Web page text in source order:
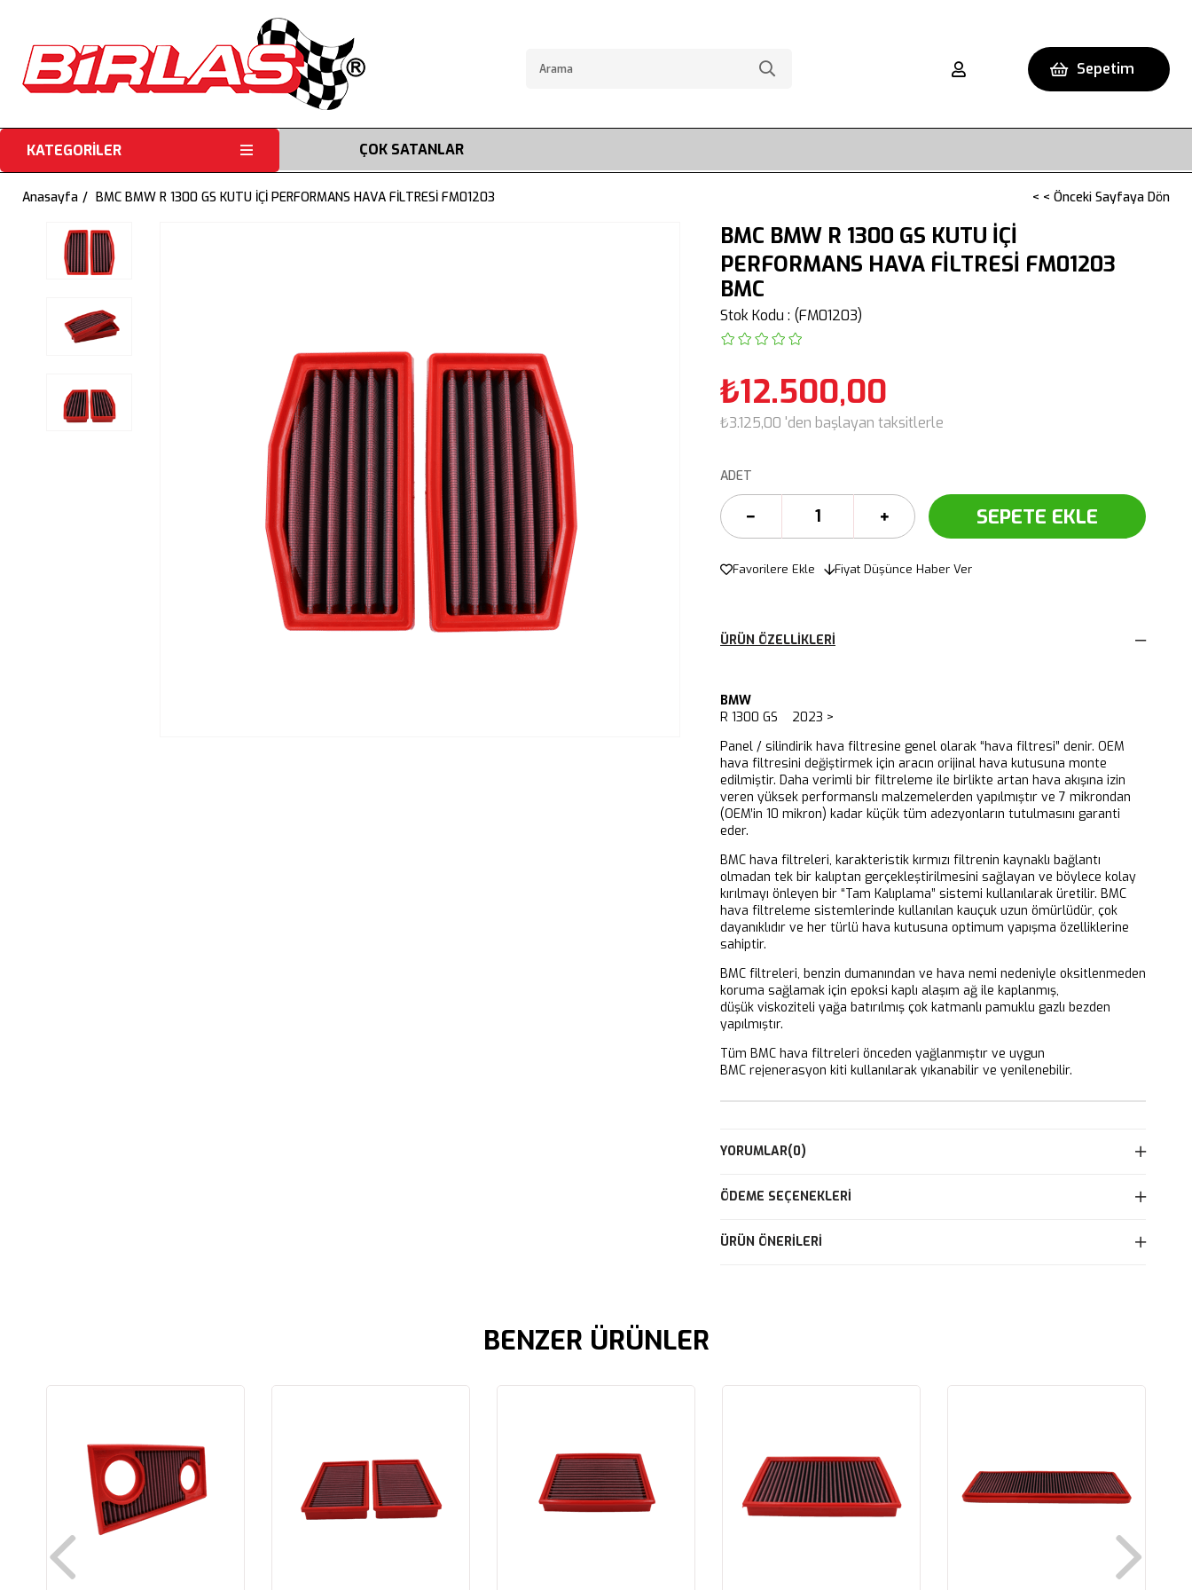
Sepetim
KATEGORİLER ÇOK SATANLAR
Anasayfa BMC BMW R 1300 GS KUTU İÇİ PERFORMANS HAVA FİLTRESİ FM01203 < < Önceki Sayfaya Dön
BMC BMW R 1300 GS KUTU İÇİ
PERFORMANS HAVA FİLTRESİ FM01203
BMC
Stok Kodu (FM01203)
₺12.500,00
₺3.125,00 'den başlayan taksitlerle
ADET
Favorilere Ekle Fiyat Düşünce Haber Ver
ÜRÜN ÖZELLIKLERI
BMW
R 1300 GS 2023 >
Panel / silindirik hava filtresine genel olarak “hava filtresi” denir. OEM
hava filtresini değiştirmek için aracın orijinal hava kutusuna monte
edilmiştir. Daha verimli bir filtreleme ile birlikte artan hava akışına izin
veren yüksek performanslı malzemelerden yapılmıştır ve 7 mikrondan
(OEM’in 10 mikron) kadar küçük tüm adezyonların tutulmasını garanti
eder.
BMC hava filtreleri, karakteristik kırmızı filtrenin kaynaklı bağlantı
olmadan tek bir kalıptan gerçekleştirilmesini sağlayan ve böylece kolay
kırılmayı önleyen bir “Tam Kalıplama” sistemi kullanılarak üretilir. BMC
hava filtreleme sistemlerinde kullanılan kauçuk uzun ömürlüdür, çok
dayanıklıdır ve her türlü hava kutusuna optimum yapışma özelliklerine
sahiptir.
BMC filtreleri, benzin dumanından ve hava nemi nedeniyle oksitlenmeden
koruma sağlamak için epoksi kaplı alaşım ağ ile kaplanmış,
düşük viskoziteli yağa batırılmış çok katmanlı pamuklu gazlı bezden
yapılmıştır.
Tüm BMC hava filtreleri önceden yağlanmıştır ve uygun
BMC rejenerasyon kiti kullanılarak yıkanabilir ve yenilenebilir.
YORUMLAR(0)
ÖDEME SEÇENEKLERI
ÜRÜN ÖNERILERI
BENZER ÜRÜNLER